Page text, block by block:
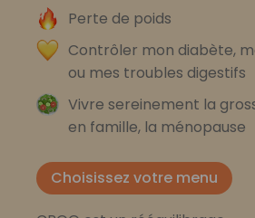
Perte de poids
Contrôler mon diabète,
ou mes troubles digestifs
Vivre sereinement la
en famille, la ménopause
Choisissez votre menu